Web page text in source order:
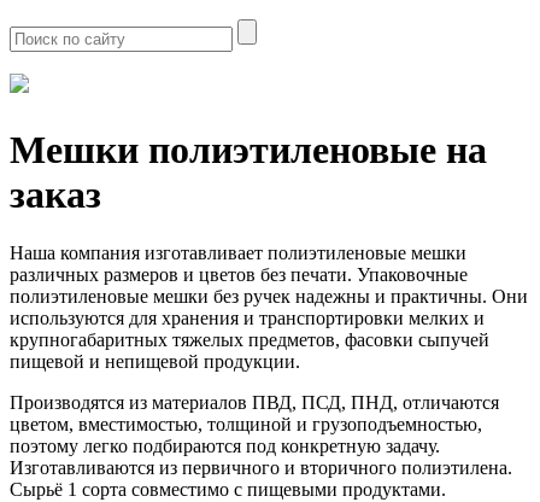
Мешки полиэтиленовые на
заказ
Наша компания изготавливает полиэтиленовые мешки
различных размеров и цветов без печати. Упаковочные
полиэтиленовые мешки без ручек надежны и практичны. Они
используются для хранения и транспортировки мелких и
крупногабаритных тяжелых предметов, фасовки сыпучей
пищевой и непищевой продукции.
Производятся из материалов ПВД, ПСД, ПНД, отличаются
цветом, вместимостью, толщиной и грузоподъемностью,
поэтому легко подбираются под конкретную задачу.
Изготавливаются из первичного и вторичного полиэтилена.
Сырьё 1 сорта совместимо с пищевыми продуктами.